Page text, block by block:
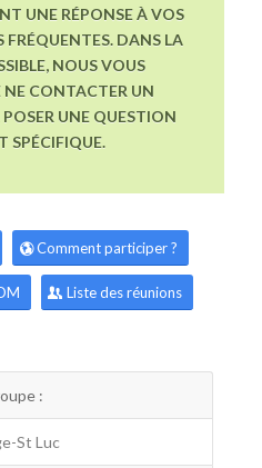
UNE RÉPONSE À VOS
FRÉQUENTES. DANS LA
NOUS VOUS
CONTACTER UN
UNE QUESTION
SPÉCIFIQUE.
Comment participer ?
Liste des réunions
:
St Luc